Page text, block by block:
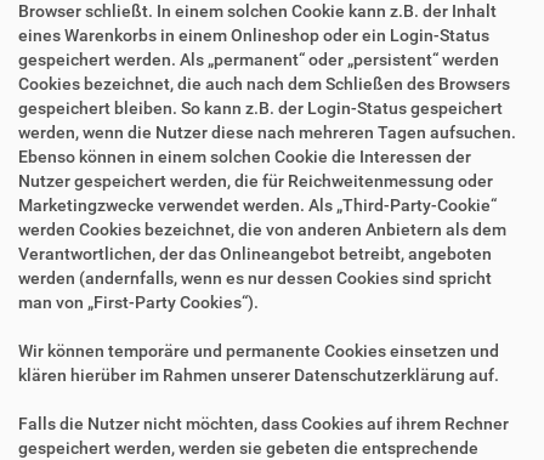
Browser schließt. In einem solchen Cookie kann z.B. der Inhalt
eines Warenkorbs in einem Onlineshop oder ein Login-Status
gespeichert werden. Als „permanent“ oder „persistent“ werden
Cookies bezeichnet, die auch nach dem Schließen des Browsers
gespeichert bleiben. So kann z.B. der Login-Status gespeichert
werden, wenn die Nutzer diese nach mehreren Tagen aufsuchen.
Ebenso können in einem solchen Cookie die Interessen der
Nutzer gespeichert werden, die für Reichweitenmessung oder
Marketingzwecke verwendet werden. Als „Third-Party-Cookie“
werden Cookies bezeichnet, die von anderen Anbietern als dem
Verantwortlichen, der das Onlineangebot betreibt, angeboten
werden (andernfalls, wenn es nur dessen Cookies sind spricht
man von „First-Party Cookies“).
Wir können temporäre und permanente Cookies einsetzen und
klären hierüber im Rahmen unserer Datenschutzerklärung auf.
Falls die Nutzer nicht möchten, dass Cookies auf ihrem Rechner
gespeichert werden, werden sie gebeten die entsprechende